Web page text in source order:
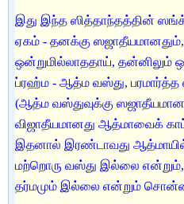
இது இந்த ஸித்தாந்தத்தின்
ஏகம் - தனக்கு ஸஜாதீயமானதும்,
ஒன்றுமில்லாததாய், தன்னிலும்
ப்ரஹ்ம - ஆத்ம வஸ்து, பரமார்த்த
(ஆத்ம வஸ்துவுக்கு
விஜாதீயமானது ஆத்மாவைக்
இதனால் இரண்டாவது
மற்றொரு வஸ்து இல்லை
தர்மமும் இல்லை என்றும்